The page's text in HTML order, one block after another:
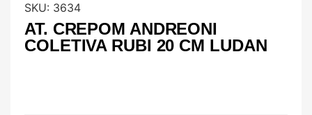
SKU: 3634
AT. CREPOM ANDREONI
COLETIVA RUBI 20 CM LUDAN